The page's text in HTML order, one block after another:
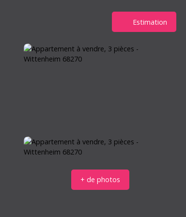
Estimation
+ de photos